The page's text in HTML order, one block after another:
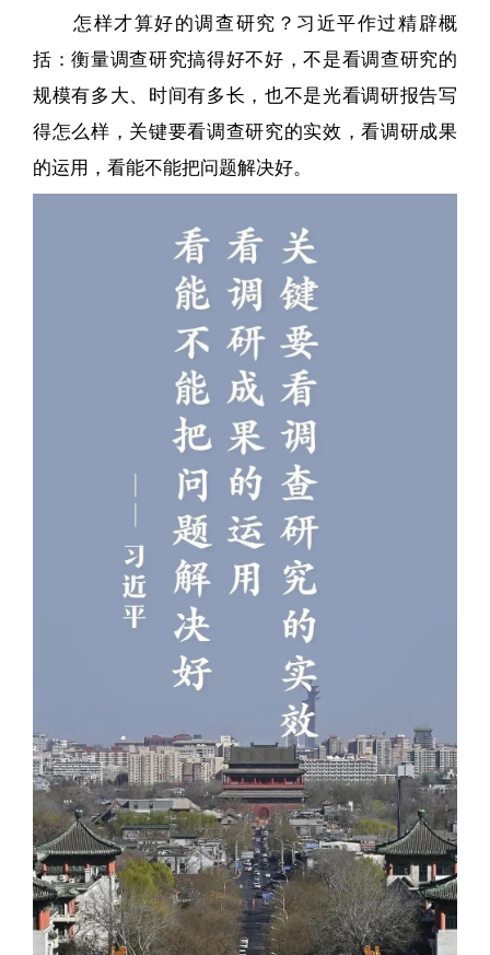
怎样才算好的调查研究？习近平作过精辟概
括：衡量调查研究搞得好不好，不是看调查研究的
规模有多大、时间有多长，也不是光看调研报告写
得怎么样，关键要看调查研究的实效，看调研成果
的运用，看能不能把问题解决好。